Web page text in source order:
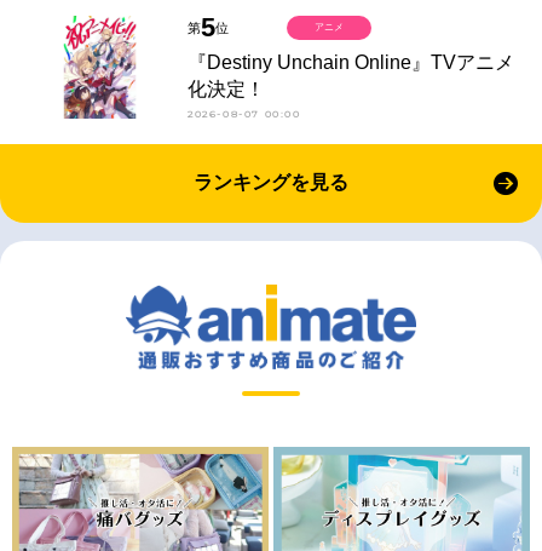
第5位
『Destiny Unchain Online』TVアニメ
化決定！
2026-08-07 00:00
アニメ
ランキングを見る